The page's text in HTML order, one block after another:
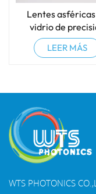
Lentes
vidrio de
óptica
LEER MÁS
WTS PHOTONICS